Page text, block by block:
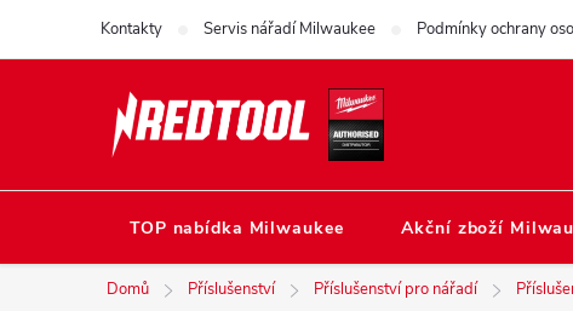
Kontakty Servis nářadí Milwaukee Podmínky ochrany
TOP nabídka Milwaukee Akční zboží
Domů Příslušenství Příslušenství pro nářadí